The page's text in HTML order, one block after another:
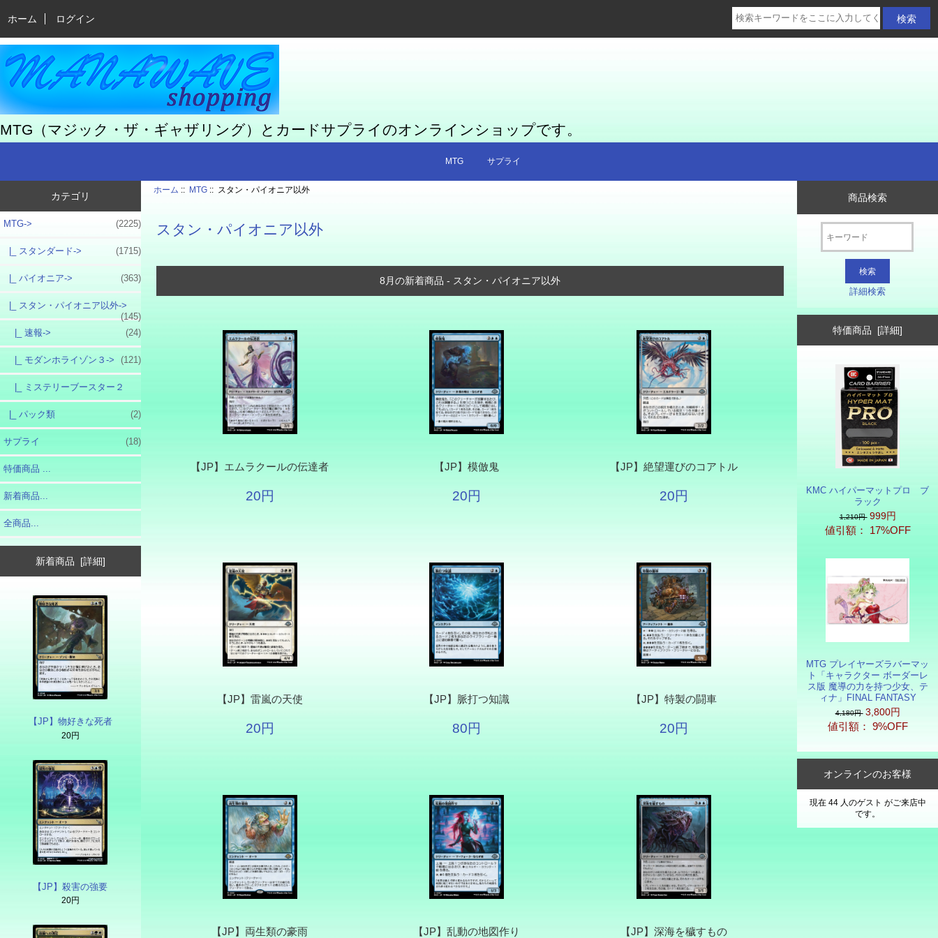
ホーム ログイン
MTG（マジック・ザ・ギャザリング）とカードサプライのオンラインショップです。
MTG サプライ
カテゴリ
MTG-> (2225)
|_ スタンダード-> (1715)
|_ パイオニア-> (363)
|_ スタン・パイオニア以外->
(145)
|_ 速報->
(24)
|_ モダンホライゾン３-> (121)
|_ ミステリーブースター２
|_ パック類 (2)
サプライ (18)
特価商品 ...
新着商品...
全商品...
新着商品 [詳細]
【JP】物好きな死者
20円
【JP】殺害の強要
20円
ホーム :: MTG :: スタン・パイオニア以外
スタン・パイオニア以外
8月の新着商品 - スタン・パイオニア以外
【JP】エムラクールの伝達者
20円
【JP】模倣鬼
20円
【JP】絶望運びのコアトル
20円
【JP】雷嵐の天使
20円
【JP】脈打つ知識
80円
【JP】特製の闘車
20円
【JP】両生類の豪雨 【JP】乱動の地図作り 【JP】深海を穢すもの
商品検索
詳細検索
特価商品 [詳細]
KMC ハイパーマットプロ ブ
ラック
1,210円 999円
値引額： 17%OFF
MTG プレイヤーズラバーマッ
ト「キャラクター ボーダーレ
ス版 魔導の力を持つ少女、テ
ィナ」FINAL FANTASY
4,180円 3,800円
値引額： 9%OFF
オンラインのお客様
現在 44 人のゲスト がご来店中
です。